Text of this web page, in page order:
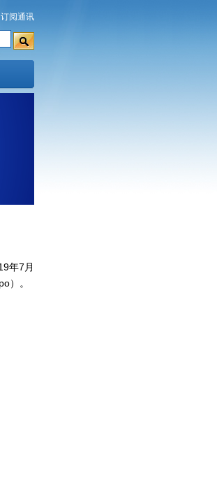
订阅通讯
年7月
）。